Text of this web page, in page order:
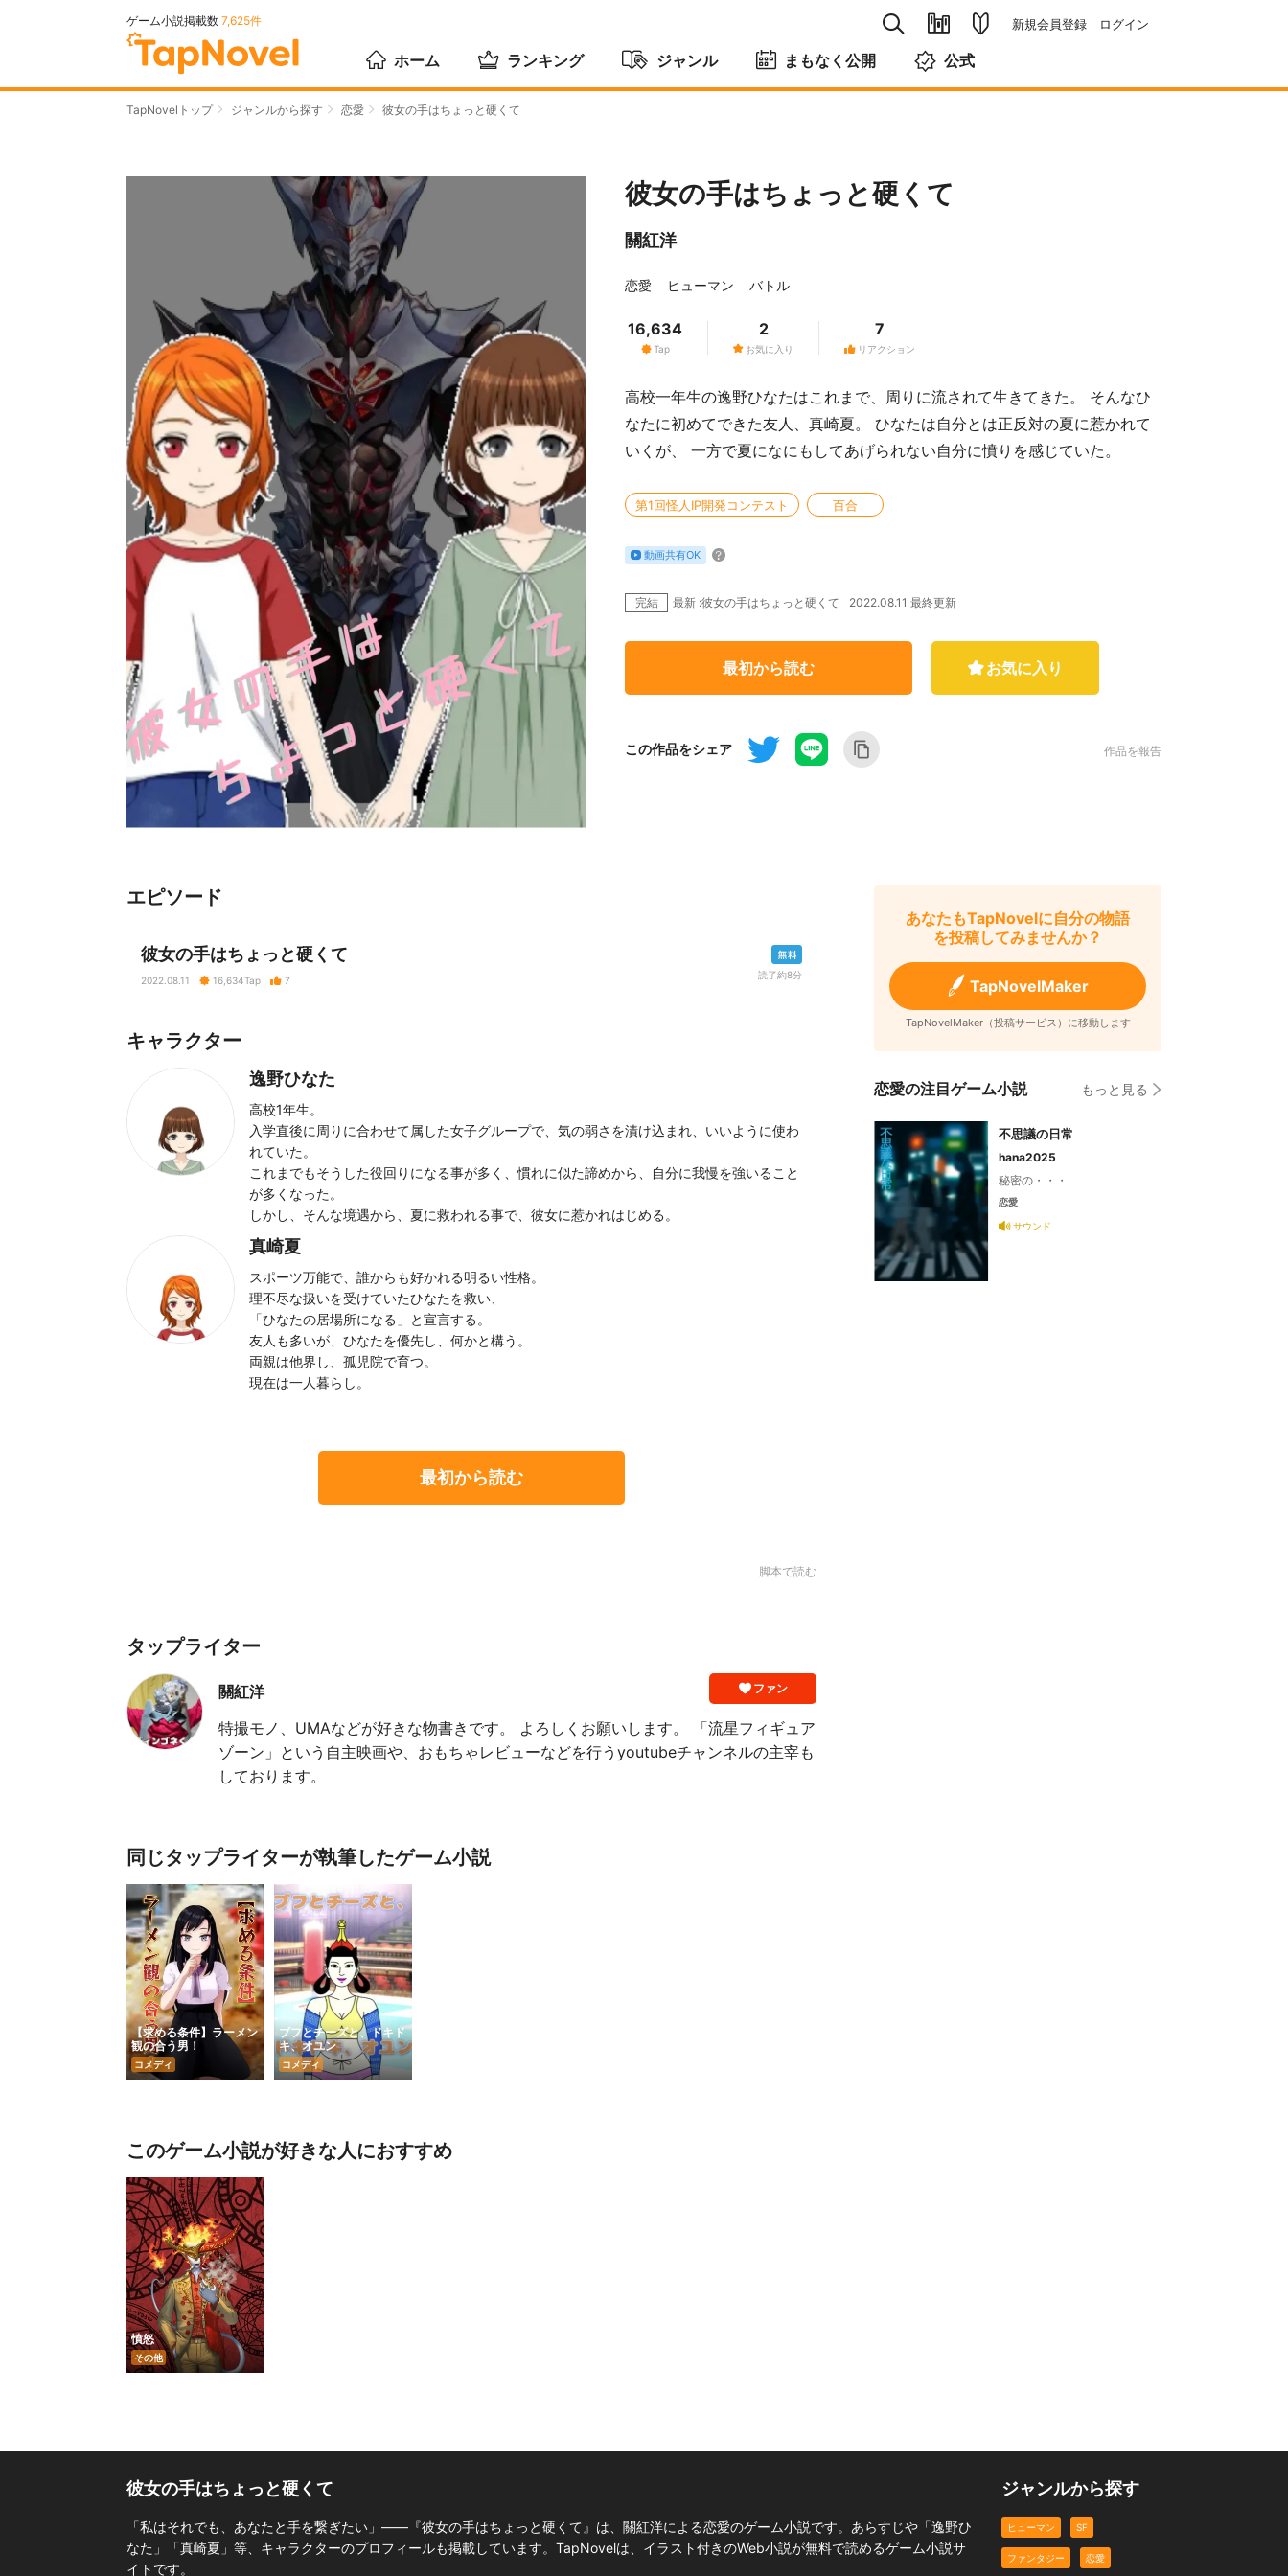
ゲーム小説掲載数 7,625件 新規会員登録 ログイン
ホーム ランキング ジャンル まもなく公開 公式
TapNovelトップ ジャンルから探す 恋愛 彼女の手はちょっと硬くて
彼女の手はちょっと硬くて
關紅洋
恋愛 ヒューマン バトル
Tap
16,634
お気に入り
2
リアクション
7
高校一年生の逸野ひなたはこれまで、周りに流されて生きてきた。 そんなひ
なたに初めてできた友人、真崎夏。 ひなたは自分とは正反対の夏に惹かれて
いくが、 一方で夏になにもしてあげられない自分に憤りを感じていた。
第1回怪人IP開発コンテスト 百合
動画共有OK
完結 最新 :彼女の手はちょっと硬くて 2022.08.11 最終更新
最初から読む お気に入り
この作品をシェア 作品を報告
エピソード
彼女の手はちょっと硬くて
2022.08.11 16,634Tap 7
読了約8分
キャラクター
逸野ひなた
高校1年生。
入学直後に周りに合わせて属した女子グループで、気の弱さを漬け込まれ、いいように使わ
れていた。
これまでもそうした役回りになる事が多く、慣れに似た諦めから、自分に我慢を強いること
が多くなった。
しかし、そんな境遇から、夏に救われる事で、彼女に惹かれはじめる。
真崎夏
スポーツ万能で、誰からも好かれる明るい性格。
理不尽な扱いを受けていたひなたを救い、
「ひなたの居場所になる」と宣言する。
友人も多いが、ひなたを優先し、何かと構う。
両親は他界し、孤児院で育つ。
現在は一人暮らし。
最初から読む
脚本で読む
タップライター
ファン
關紅洋
特撮モノ、UMAなどが好きな物書きです。 よろしくお願いします。 「流星フィギュア
ゾーン」という自主映画や、おもちゃレビューなどを行うyoutubeチャンネルの主宰も
しております。
同じタップライターが執筆したゲーム小説
【求める条件】ラーメン
観の合う男！
コメディ
ブフとチーズと、ドキド
キ、オユン
コメディ
このゲーム小説が好きな人におすすめ
憤怒
その他
あなたもTapNovelに自分の物語
を投稿してみませんか？
TapNovelMaker
TapNovelMaker（投稿サービス）に移動します
恋愛の注目ゲーム小説 もっと見る
不思議の日常
hana2025
秘密の・・・
恋愛
サウンド
彼女の手はちょっと硬くて
「私はそれでも、あなたと手を繋ぎたい」――『彼女の手はちょっと硬くて』は、關紅洋による恋愛のゲーム小説です。あらすじや「逸野ひ
なた」「真崎夏」等、キャラクターのプロフィールも掲載しています。TapNovelは、イラスト付きのWeb小説が無料で読めるゲーム小説サ
イトです。
ジャンルから探す
ヒューマン SF
ファンタジー 恋愛